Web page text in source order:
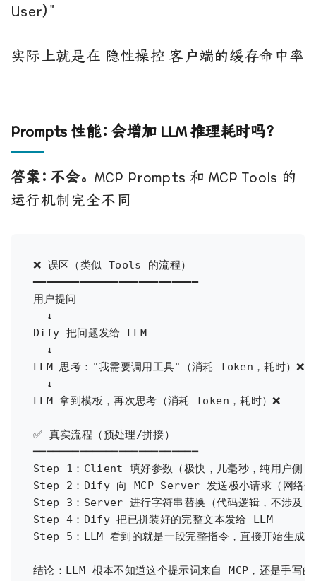
User）"
实际上就是在 隐性操控 客户端的缓存命中率
Prompts 性能：会增加 LLM 推理耗时吗？
答案：不会。 MCP Prompts 和 MCP Tools 的
运行机制完全不同
❌ 误区（类似 Tools 的流程）
━━━━━━━━━━━━━━━━━━━━━━━━━
用户提问
  ↓
Dify 把问题发给 LLM
  ↓
LLM 思考："我需要调用工具"（消耗 Token，耗时）❌
  ↓
LLM 拿到模板，再次思考（消耗 Token，耗时）❌
✅ 真实流程（预处理/拼接）
━━━━━━━━━━━━━━━━━━━━━━━━━
Step 1：Client 填好参数（极快，几毫秒，纯用户侧）
Step 2：Dify 向 MCP Server 发送极小请求（网络
Step 3：Server 进行字符串替换（代码逻辑，不涉及
Step 4：Dify 把已拼装好的完整文本发给 LLM
Step 5：LLM 看到的就是一段完整指令，直接开始生成
结论：LLM 根本不知道这个提示词来自 MCP，还是手写的